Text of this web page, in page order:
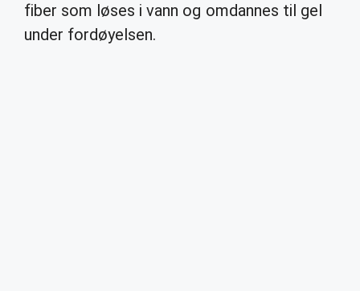
fiber som løses i vann og omdannes til gel
under fordøyelsen.